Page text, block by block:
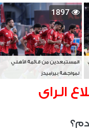
بطل آسيا
1897
المستبعدين من قائمة الأهلي
لمواجهة بيراميدز
الراى